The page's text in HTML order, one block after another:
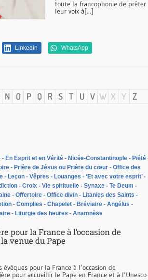
toute la francophonie de prêter
leur voix à[...]
Linkedin WhatsApp
N O P Q R S T U V W X Y Z
En Esprit et en Vérité Nicée-Constantinople
Piété
Prière de Jésus ou Prière du cœur
Office des
Leçon Vêpres Louanges
‘Et avec votre esprit’
Croix Vie spirituelle Synaxe
Te Deum
Offertoire Office divin
Litanies des Saints
Complies Chapelet Bréviaire
Angélus
Liturgie des heures Anamnèse
pour la France à l’occasion de
venue du Pape
pour la France à l’occasion de
pour accueillir le Pape en France et à l’Unesco